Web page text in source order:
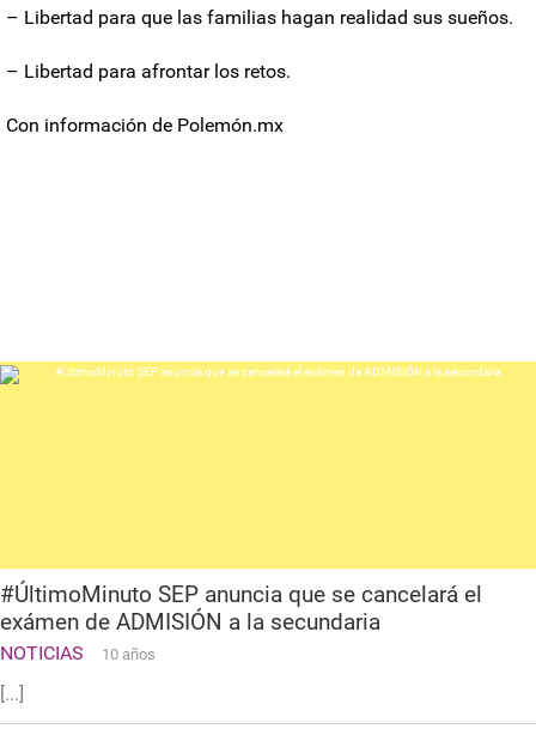
– Libertad para que las familias hagan realidad sus sueños.
– Libertad para afrontar los retos.
Con información de Polemón.mx
#ÚltimoMinuto SEP anuncia que se cancelará el
exámen de ADMISIÓN a la secundaria
NOTICIAS 10 años
[...]